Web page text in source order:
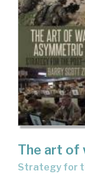
The art of
strategy for